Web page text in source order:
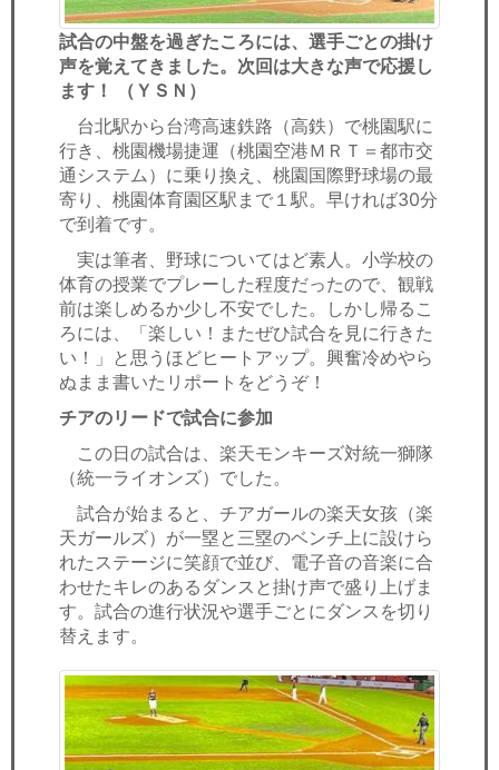
試合の中盤を過ぎたころには、選手ごとの掛け
声を覚えてきました。次回は大きな声で応援し
ます！ （ＹＳＮ）
台北駅から台湾高速鉄路（高鉄）で桃園駅に
行き、桃園機場捷運（桃園空港ＭＲＴ＝都市交
通システム）に乗り換え、桃園国際野球場の最
寄り、桃園体育園区駅まで１駅。早ければ30分
で到着です。
実は筆者、野球についてはど素人。小学校の
体育の授業でプレーした程度だったので、観戦
前は楽しめるか少し不安でした。しかし帰るこ
ろには、「楽しい！またぜひ試合を見に行きた
い！」と思うほどヒートアップ。興奮冷めやら
ぬまま書いたリポートをどうぞ！
チアのリードで試合に参加
この日の試合は、楽天モンキーズ対統一獅隊
（統一ライオンズ）でした。
試合が始まると、チアガールの楽天女孩（楽
天ガールズ）が一塁と三塁のベンチ上に設けら
れたステージに笑顔で並び、電子音の音楽に合
わせたキレのあるダンスと掛け声で盛り上げま
す。試合の進行状況や選手ごとにダンスを切り
替えます。